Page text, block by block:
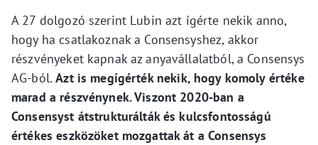
A 27 dolgozó szerint Lubin azt ígérte nekik anno,
hogy ha csatlakoznak a Consensyshez, akkor
részvényeket kapnak az anyavállalatból, a Consensys
AG-ból.Azt is megígérték nekik, hogy komoly értéke
marad a részvénynek. Viszont 2020-ban a
Consensyst átstrukturálták és kulcsfontosságú
értékes eszközöket mozgattak át a Consensys